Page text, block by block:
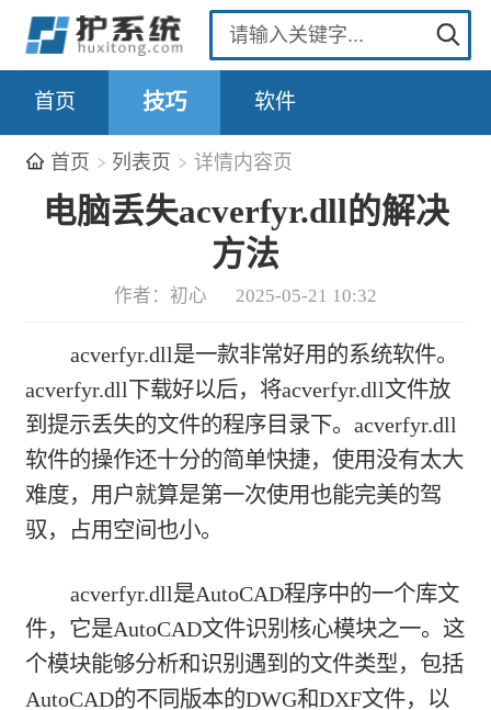
首页 技巧 软件
首页 列表页 详情内容页
电脑丢失acverfyr.dll的解决
方法
作者：初心 2025-05-21 10:32
acverfyr.dll是一款非常好用的系统软件。
acverfyr.dll下载好以后，将acverfyr.dll文件放
到提示丢失的文件的程序目录下。acverfyr.dll
软件的操作还十分的简单快捷，使用没有太大
难度，用户就算是第一次使用也能完美的驾
驭，占用空间也小。
acverfyr.dll是AutoCAD程序中的一个库文
件，它是AutoCAD文件识别核心模块之一。这
个模块能够分析和识别遇到的文件类型，包括
AutoCAD的不同版本的DWG和DXF文件，以